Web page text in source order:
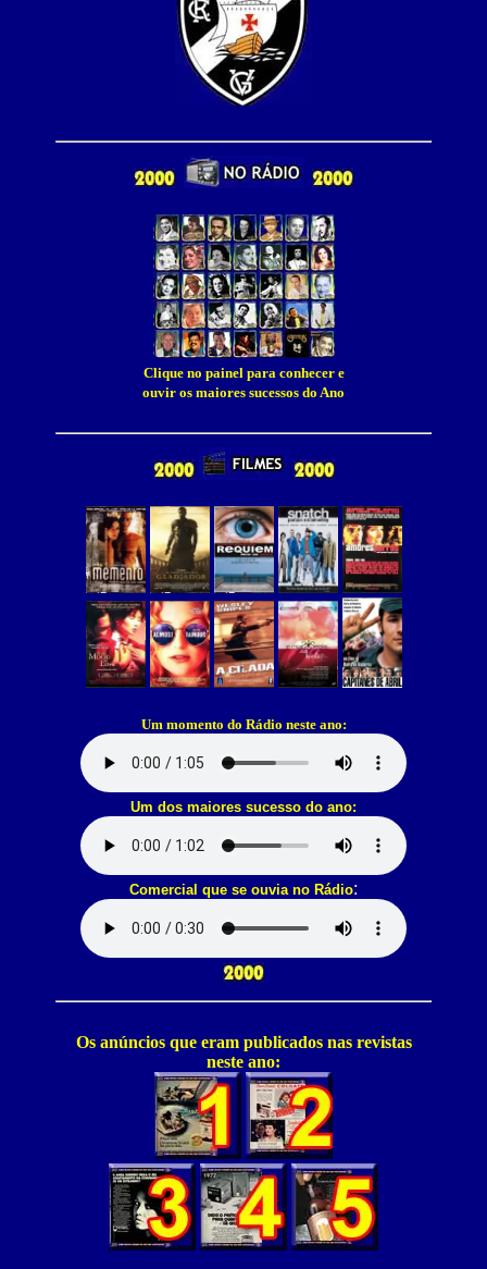
Clique no painel para conhecer e
ouvir os maiores sucessos do Ano
Um momento do Rádio neste ano:
Um dos maiores sucesso do ano:
Comercial que se ouvia no Rádio:
Os anúncios que eram publicados nas revistas
neste ano: